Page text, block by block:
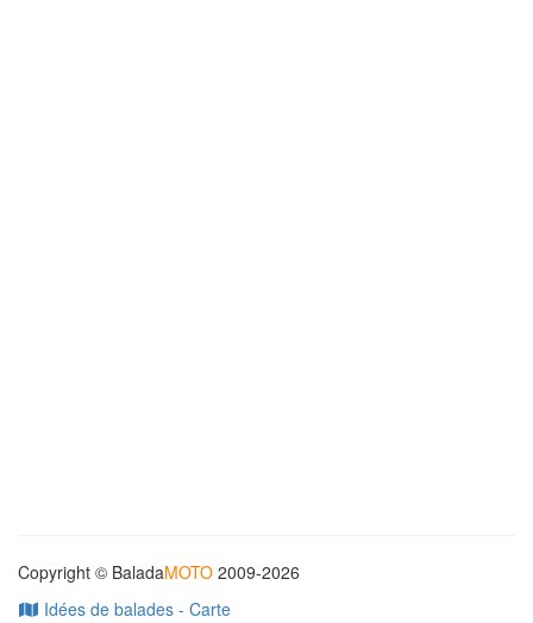
Copyright © BaladaMOTO 2009-2026
Idées de balades - Carte